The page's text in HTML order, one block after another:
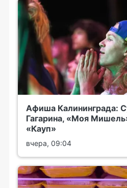
Афиша Калининграда:
Гагарина, «Моя
«Кауп»
вчера, 09:04